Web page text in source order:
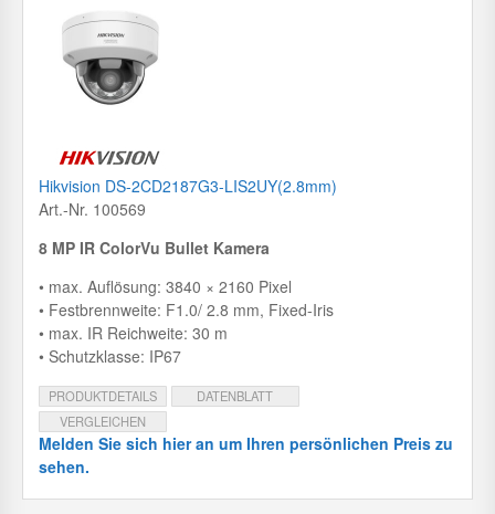
Hikvision DS-2CD2187G3-LIS2UY(2.8mm)
Art.-Nr. 100569
8 MP IR ColorVu Bullet Kamera
• max. Auflösung: 3840 × 2160 Pixel
• Festbrennweite: F1.0/ 2.8 mm, Fixed-Iris
• max. IR Reichweite: 30 m
• Schutzklasse: IP67
PRODUKTDETAILS
DATENBLATT
VERGLEICHEN
Melden Sie sich hier an um Ihren persönlichen Preis zu
sehen.